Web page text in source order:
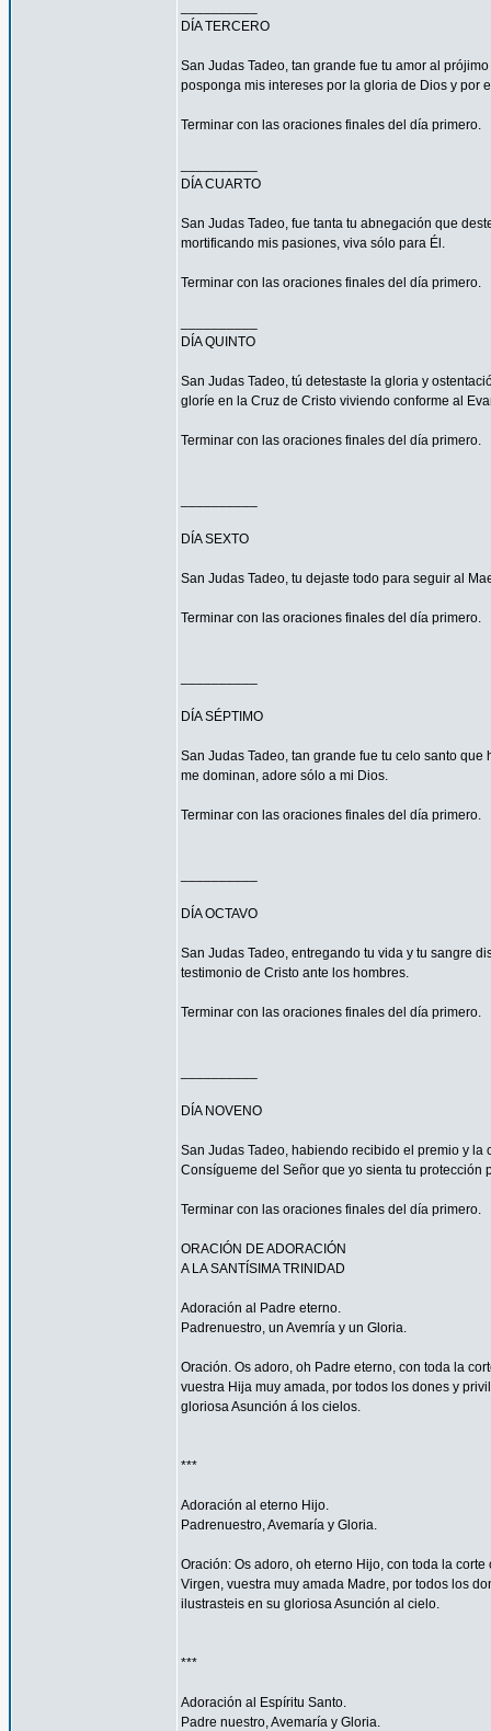
DÍA TERCERO
San Judas Tadeo, tan grande fue tu amor al
posponga mis intereses por la gloria de Dios y por
Terminar con las oraciones finales del día primero.
DÍA CUARTO
San Judas Tadeo, fue tanta tu abnegación que
mortificando mis pasiones, viva sólo para Él.
Terminar con las oraciones finales del día primero.
DÍA QUINTO
San Judas Tadeo, tú detestaste la gloria y
gloríe en la Cruz de Cristo viviendo conforme al
Terminar con las oraciones finales del día primero.
DÍA SEXTO
San Judas Tadeo, tu dejaste todo para seguir al
Terminar con las oraciones finales del día primero.
DÍA SÉPTIMO
San Judas Tadeo, tan grande fue tu celo santo
me dominan, adore sólo a mi Dios.
Terminar con las oraciones finales del día primero.
DÍA OCTAVO
San Judas Tadeo, entregando tu vida y tu sangre
testimonio de Cristo ante los hombres.
Terminar con las oraciones finales del día primero.
DÍA NOVENO
San Judas Tadeo, habiendo recibido el premio y
Consígueme del Señor que yo sienta tu
Terminar con las oraciones finales del día primero.
ORACIÓN DE ADORACIÓN
A LA SANTÍSIMA TRINIDAD
Adoración al Padre eterno.
Padrenuestro, un Avemría y un Gloria.
Oración. Os adoro, oh Padre eterno, con toda la
vuestra Hija muy amada, por todos los dones y
gloriosa Asunción á los cielos.
***
Adoración al eterno Hijo.
Padrenuestro, Avemaría y Gloria.
Oración: Os adoro, oh eterno Hijo, con toda la
Virgen, vuestra muy amada Madre, por todos los
ilustrasteis en su gloriosa Asunción al cielo.
***
Adoración al Espíritu Santo.
Padre nuestro, Avemaría y Gloria.